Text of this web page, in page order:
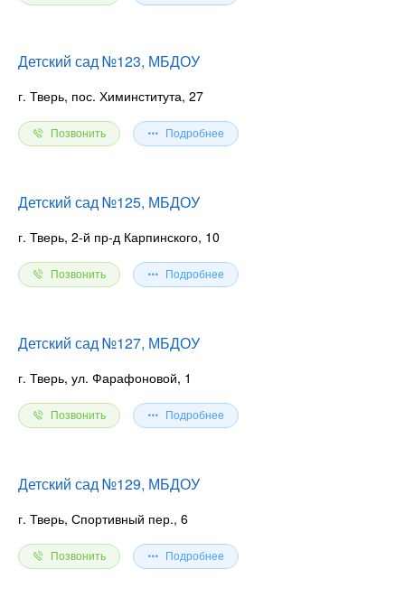
Детский сад №123, МБДОУ
г. Тверь, пос. Химинститута, 27
Позвонить Подробнее
Детский сад №125, МБДОУ
г. Тверь, 2-й пр-д Карпинского, 10
Позвонить Подробнее
Детский сад №127, МБДОУ
г. Тверь, ул. Фарафоновой, 1
Позвонить Подробнее
Детский сад №129, МБДОУ
г. Тверь, Спортивный пер., 6
Позвонить Подробнее